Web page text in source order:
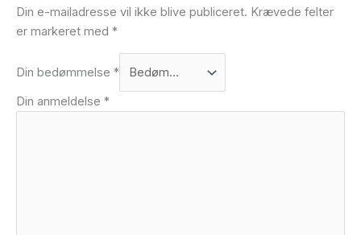
Din e-mailadresse vil ikke blive publiceret. Krævede felter
er markeret med *
Din bedømmelse *
Din anmeldelse *